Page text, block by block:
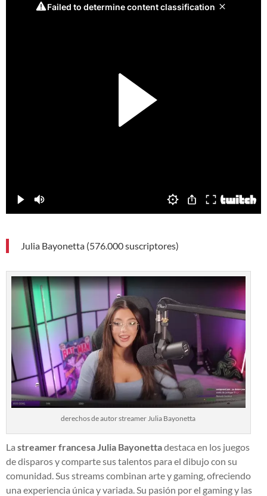
Julia Bayonetta (576.000 suscriptores)
derechos de autor streamer Julia Bayonetta
La streamer francesa Julia Bayonettadestaca en los juegos
de disparos y comparte sus talentos para el dibujo con su
comunidad. Sus streams combinan arte y gaming, ofreciendo
una experiencia única y variada. Su pasión por el gaming y las